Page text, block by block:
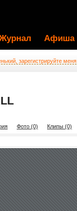
Афиша
зарегистрируйте меня
Фото (0) Клипы (0)